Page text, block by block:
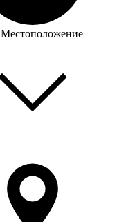
Местоположение